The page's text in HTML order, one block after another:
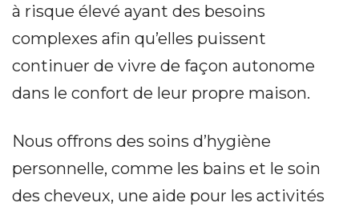
à risque élevé ayant des besoins
complexes afin qu’elles puissent
continuer de vivre de façon autonome
dans le confort de leur propre maison.
Nous offrons des soins d’hygiène
personnelle, comme les bains et le soin
des cheveux, une aide pour les activités